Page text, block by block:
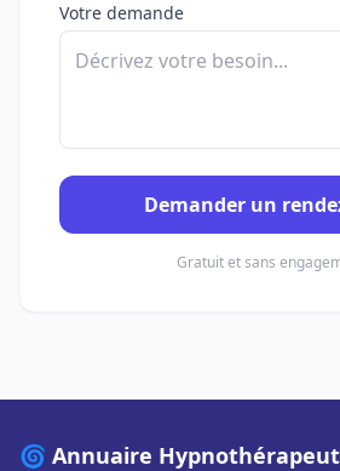
Votre demande
Demander un
Gratuit et sans
🌀 Annuaire